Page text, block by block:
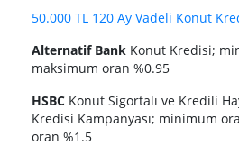
50.000 TL 120 Ay Vadeli Konut
Alternatif Bank Konut Kredisi;
maksimum oran %0.95
HSBC Konut Sigortalı ve Kredili
Kredisi Kampanyası; minimum
oran %1.5